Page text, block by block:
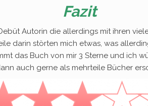
Fazit
Autorin die allerdings mit ihren
darin störten mich etwas, was
das Buch von mir 3 Sterne und ich
auch gerne als mehrteile Bücher